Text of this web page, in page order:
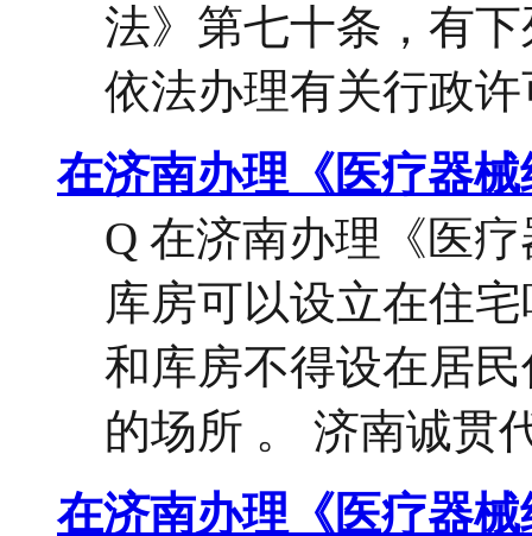
法》第七十条，有
依法办理有关行政
在济南办理《医疗器
Q 在济南办理《医
库房可以设立在住
和库房不得设在居
的场所 。 济南诚贯
在济南办理《医疗器